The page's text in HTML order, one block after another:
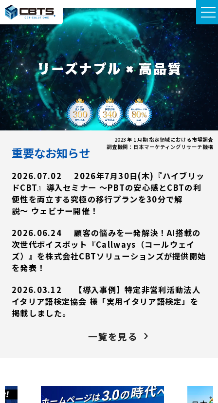
2023 年 1 月期 指定領域における市場調査
調査機関：日本マーケティングリサーチ機構
重要なお知らせ
2026.07.02
2026年7月30日(木)『ハイブリッ
ドCBT』導入セミナー 〜PBTの安心感とCBTの利
便性を両立する究極の移行プランを30分で解
説〜 ウェビナー開催！
2026.06.24
顧客の悩みを一発解決！AI搭載の
次世代ボイスボット『Callways（コールウェイ
ズ）』を株式会社CBTソリューションズが提供開始
を発表！
2026.03.12
【導入事例】特定非営利活動法人
イタリア語検定協会 様「実用イタリア語検定」を
掲載しました。
一覧を見る